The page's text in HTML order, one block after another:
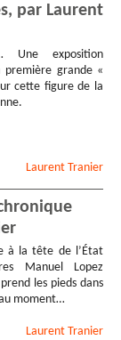
par Laurent
Une exposition
première grande «
cette figure de la
Laurent Tranier
à la tête de l’État
Manuel Lopez
les pieds dans
moment…
Laurent Tranier